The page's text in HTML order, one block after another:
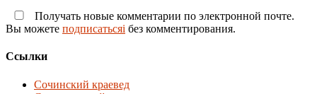
Получать новые комментарии по электронной почте.
Вы можете подписатьсяi без комментирования.
Ссылки
Сочинский краевед